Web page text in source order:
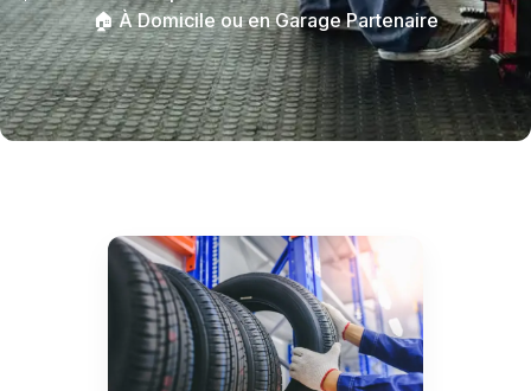
🏠 À Domicile ou en Garage Partenaire